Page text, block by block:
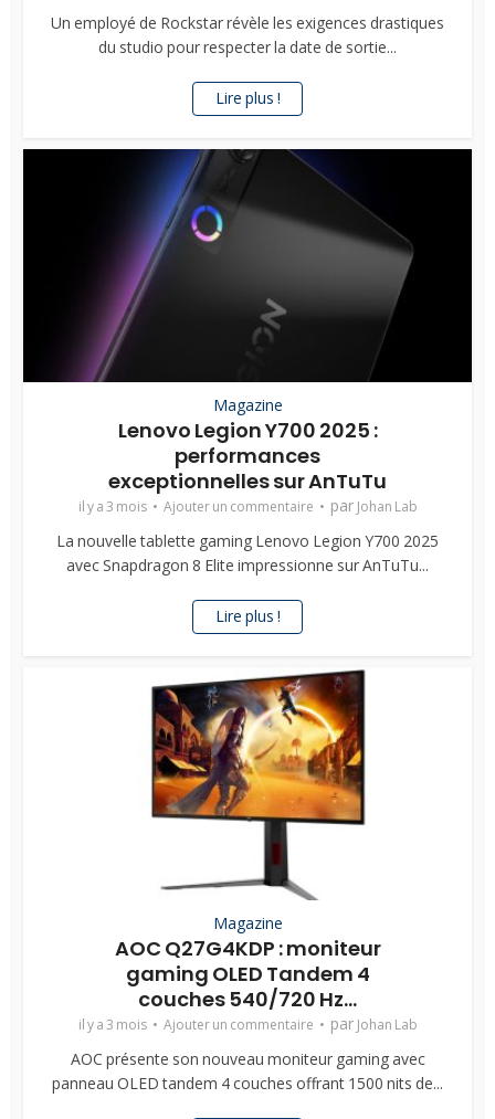
Un employé de Rockstar révèle les exigences drastiques
du studio pour respecter la date de sortie...
Lire plus !
Magazine
Lenovo Legion Y700 2025 :
performances
exceptionnelles sur AnTuTu
il y a 3 mois Ajouter un commentaire par Johan Lab
La nouvelle tablette gaming Lenovo Legion Y700 2025
avec Snapdragon 8 Elite impressionne sur AnTuTu...
Lire plus !
Magazine
AOC Q27G4KDP : moniteur
gaming OLED Tandem 4
couches 540/720 Hz...
il y a 3 mois Ajouter un commentaire par Johan Lab
AOC présente son nouveau moniteur gaming avec
panneau OLED tandem 4 couches offrant 1500 nits de...